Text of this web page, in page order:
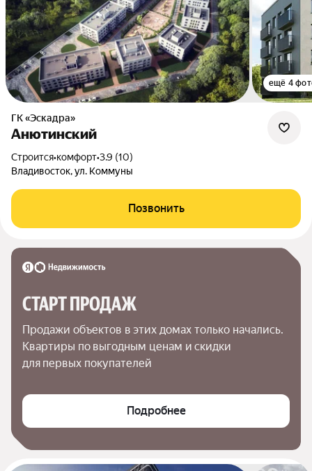
ещё 4
ГК «Эскадра»
Анютинский
Строится•комфорт•3.9 (10)
Владивосток, ул. Коммуны
Позвонить
СТАРТ ПРОДАЖ
Продажи объектов в этих домах только начались.
Квартиры по выгодным ценам и скидки
для первых покупателей
Подробнее